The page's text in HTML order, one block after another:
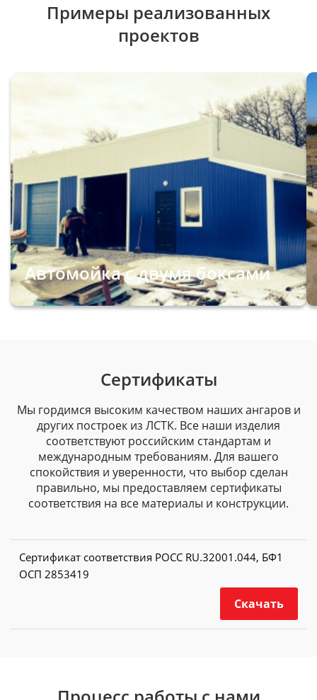
Примеры реализованных
проектов
Автомойка с двумя боксами
Сертификаты
Мы гордимся высоким качеством наших ангаров и
других построек из ЛСТК. Все наши изделия
соответствуют российским стандартам и
международным требованиям. Для вашего
спокойствия и уверенности, что выбор сделан
правильно, мы предоставляем сертификаты
соответствия на все материалы и конструкции.
Сертификат соответствия РОСС RU.32001.044, БФ1
ОСП 2853419
Скачать